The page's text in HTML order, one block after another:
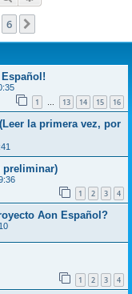
6
1 … 13 14 15 16
la primera vez, por
preliminar)
1 2 3 4
Aon Español?
1 2 3 4